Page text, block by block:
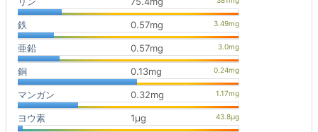
鉄 0.57mg
亜鉛 0.57mg
銅 0.13mg
マンガン 0.32mg
ヨウ素 1μg